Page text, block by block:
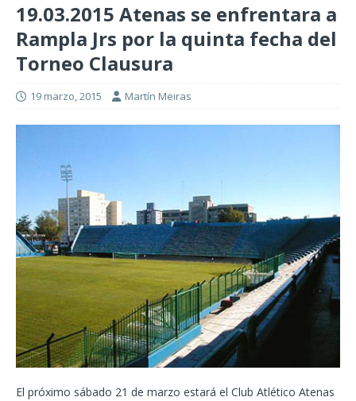
19.03.2015 Atenas se enfrentara a
Rampla Jrs por la quinta fecha del
Torneo Clausura
19 marzo, 2015 Martín Meiras
El próximo sábado 21 de marzo estará el Club Atlético Atenas